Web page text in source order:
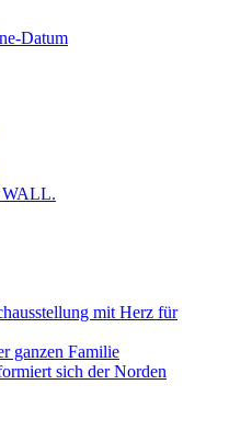
WALL.
mit Herz für
ganzen Familie
sich der Norden